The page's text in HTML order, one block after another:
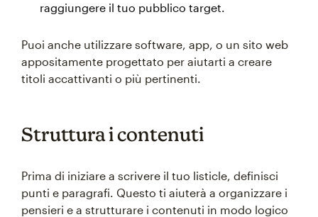
raggiungere il tuo pubblico target.
Puoi anche utilizzare software, app, o un sito web
appositamente progettato per aiutarti a creare
titoli accattivanti o più pertinenti.
Struttura i contenuti
Prima di iniziare a scrivere il tuo listicle, definisci
punti e paragrafi. Questo ti aiuterà a organizzare i
pensieri e a strutturare i contenuti in modo logico